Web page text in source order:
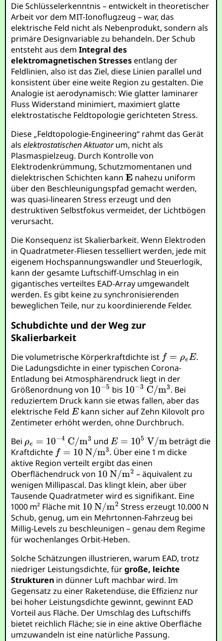
Die Schlüsselerkenntnis – entwickelt in theoretischer
Arbeit vor dem MIT-Ionoflugzeug – war, das
elektrische Feld nicht als Nebenprodukt, sondern als
primäre Designvariable zu behandeln. Der Schub
entsteht aus demIntegral des
elektromagnetischen Stressesentlang der
Feldlinien, also ist das Ziel, diese Linien parallel und
konsistent über eine weite Region zu gestalten. Die
Analogie ist aerodynamisch: Wie glatter laminarer
Fluss Widerstand minimiert, maximiert glatte
elektrostatische Feldtopologie gerichteten Stress.
Diese „Feldtopologie-Engineering“ rahmt das Gerät
alselektrostatischen Aktuatorum, nicht als
Plasmaspielzeug. Durch Kontrolle von
Elektrodenkrümmung, Schutzmomentanen und
dielektrischen Schichten kann
nahezu uniform
über den Beschleunigungspfad gemacht werden,
was quasi-linearen Stress erzeugt und den
destruktiven Selbstfokus vermeidet, der Lichtbögen
verursacht.
Die Konsequenz ist Skalierbarkeit. Wenn Elektroden
in Quadratmeter-Fliesen tesselliert werden, jede mit
eigenem Hochspannungswandler und Steuerlogik,
kann der gesamte Luftschiff-Umschlag in ein
gigantisches verteiltes EAD-Array umgewandelt
werden. Es gibt keine zu synchronisierenden
beweglichen Teile, nur zu koordinierende Felder.
Schubdichte und der Weg zur
Skalierbarkeit
Die volumetrische Körperkraftdichte ist
.
Die Ladungsdichte in einer typischen Corona-
Entladung bei Atmosphärendruck liegt in der
Größenordnung von
bis
. Bei
reduziertem Druck kann sie etwas fallen, aber das
elektrische Feld
kann sicher auf Zehn Kilovolt pro
Zentimeter erhöht werden, ohne Durchbruch.
Bei
und
beträgt die
Kraftdichte
. Über eine 1 m dicke
aktive Region verteilt ergibt das einen
Oberflächendruck von
– äquivalent zu
wenigen Millipascal. Das klingt klein, aber über
Tausende Quadratmeter wird es signifikant. Eine
1000 m² Fläche mit
Stress erzeugt 10.000 N
Schub, genug, um ein Mehrtonnen-Fahrzeug bei
Millig-Levels zu beschleunigen – genau dem Regime
für wochenlanges Orbit-Heben.
Solche Schätzungen illustrieren, warum EAD, trotz
niedriger Leistungsdichte, fürgroße, leichte
Strukturen in dünner Luft machbar wird. Im
Gegensatz zu einer Raketendüse, die Effizienz nur
bei hoher Leistungsdichte gewinnt, gewinnt EAD
Vorteil aus Fläche. Der Umschlag des Luftschiffs
bietet reichlich Fläche; sie in eine aktive Oberfläche
umzuwandeln ist eine natürliche Passung.